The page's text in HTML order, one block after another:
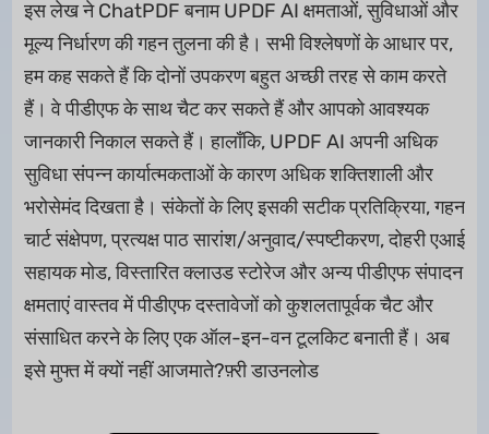
इस लेख ने ChatPDF बनाम UPDF AI क्षमताओं, सुविधाओं और
मूल्य निर्धारण की गहन तुलना की है। सभी विश्लेषणों के आधार पर,
हम कह सकते हैं कि दोनों उपकरण बहुत अच्छी तरह से काम करते
हैं। वे पीडीएफ के साथ चैट कर सकते हैं और आपको आवश्यक
जानकारी निकाल सकते हैं। हालाँकि, UPDF AI अपनी अधिक
सुविधा संपन्न कार्यात्मकताओं के कारण अधिक शक्तिशाली और
भरोसेमंद दिखता है। संकेतों के लिए इसकी सटीक प्रतिक्रिया, गहन
चार्ट संक्षेपण, प्रत्यक्ष पाठ सारांश/अनुवाद/स्पष्टीकरण, दोहरी एआई
सहायक मोड, विस्तारित क्लाउड स्टोरेज और अन्य पीडीएफ संपादन
क्षमताएं वास्तव में पीडीएफ दस्तावेजों को कुशलतापूर्वक चैट और
संसाधित करने के लिए एक ऑल-इन-वन टूलकिट बनाती हैं। अब
इसे मुफ्त में क्यों नहीं आजमाते?फ़्री डाउनलोड